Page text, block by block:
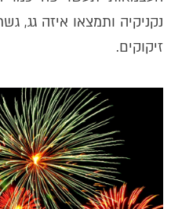
נקניקיה ותמצאו איזה גג,
זיקוקים.